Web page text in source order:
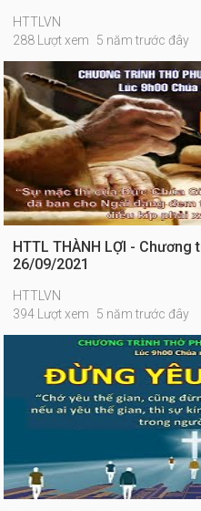
HTTLVN
288 Lượt xem
5 năm trước đây
HTTL THÀNH LỢI -
26/09/2021
HTTLVN
394 Lượt xem
5 năm trước đây